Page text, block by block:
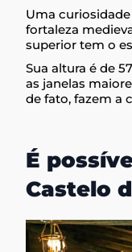
Uma
fortaleza
superior tem o
Sua altura é de
as janelas
de fato, fazem a
É
Castelo